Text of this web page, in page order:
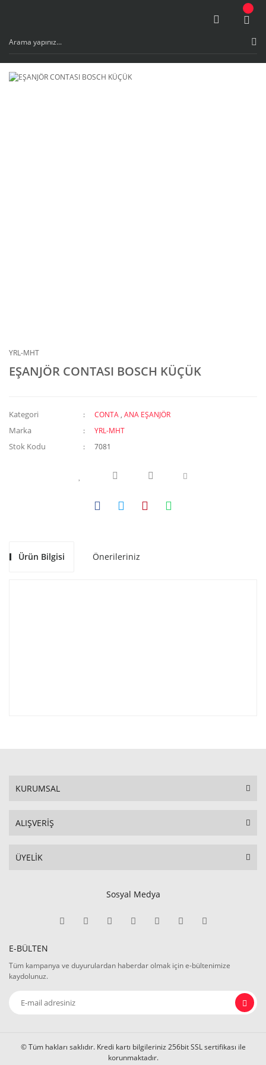
YRL-MHT
EŞANJÖR CONTASI BOSCH KÜÇÜK
Kategori CONTA ,ANA EŞANJÖR
Marka YRL-MHT
Stok Kodu 7081
Ürün Bilgisi Önerileriniz
KURUMSAL
ALIŞVERİŞ
ÜYELİK
Sosyal Medya
E-BÜLTEN
Tüm kampanya ve duyurulardan haberdar olmak için e-bültenimize
kaydolunuz.
© Tüm hakları saklıdır. Kredi kartı bilgileriniz 256bit SSL sertifikası ile
korunmaktadır.